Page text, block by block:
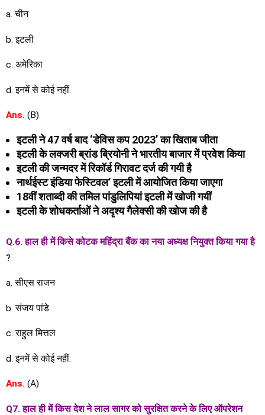
a. चीन
b. इटली
c. अमेरिका
d. इनमें से कोई नहीं.
Ans. (B)
इटली ने 47 वर्ष बाद ‘डेविस कप 2023’ का खिताब जीता
इटली के लक्जरी ब्रांड ब्रियोनी ने भारतीय बाजार में प्रवेश किया
इटली की जन्मदर में रिकॉर्ड गिरावट दर्ज की गयी है
नार्थईस्ट इंडिया फेस्टिवल’ इटली में आयोजित किया जाएगा
18वीं शताब्दी की तमिल पांडुलिपियां इटली में खोजी गयीं
इटली के शोधकर्ताओं ने अदृश्य गैलेक्सी की खोज की है
Q.6. हाल ही में किसे कोटक महिंद्रा बैंक का नया अध्यक्ष नियुक्त किया गया है
?
a. सीएस राजन
b. संजय पांडे
c. राहुल मित्तल
d. इनमें से कोई नहीं.
Ans. (A)
Q7. हाल ही में किस देश ने लाल सागर को सुरक्षित करने के लिए ऑपरेशन